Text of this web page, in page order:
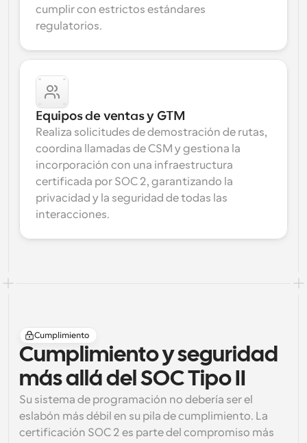
cumplir con estrictos estándares
regulatorios.
Equipos de ventas y GTM
Realiza solicitudes de demostración de rutas,
coordina llamadas de CSM y gestiona la
incorporación con una infraestructura
certificada por SOC 2, garantizando la
privacidad y la seguridad de todas las
interacciones.
Cumplimiento
Cumplimiento y seguridad
más allá del SOC Tipo II
Su sistema de programación no debería ser el
eslabón más débil en su pila de cumplimiento. La
certificación SOC 2 es parte del compromiso más